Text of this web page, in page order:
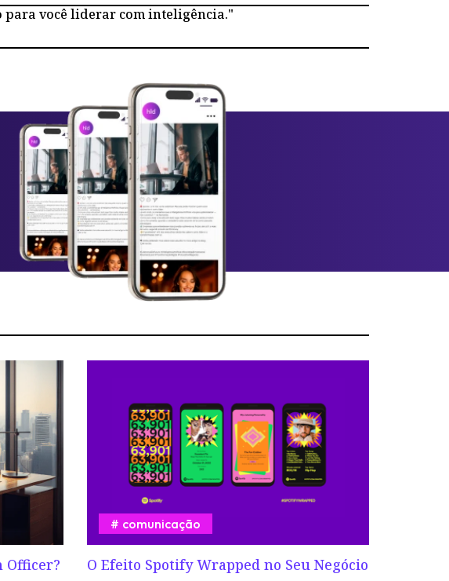
para você liderar com inteligência."
Officer?
O Efeito Spotify Wrapped no Seu Negócio
comunicação